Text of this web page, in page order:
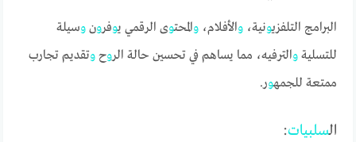
البرامج التلفزيونية،والأفلام،والمحتوى الرقمي يوفرونوسيلة
للتسليةوالترفيه، مما يساهم في تحسين حالة الروحوتقديم تجارب
ممتعة للجمهور.
السلبيات: